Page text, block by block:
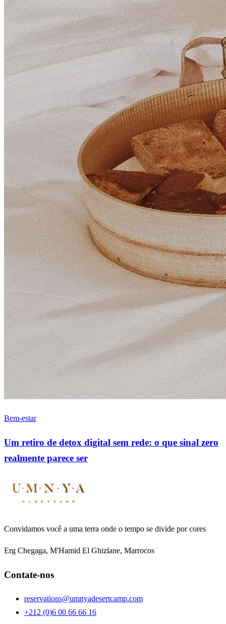
Bem-estar
Um retiro de detox digital sem rede: o que sinal zero
realmente parece ser
Convidamos você a uma terra onde o tempo se divide por cores
Erg Chegaga, M'Hamid El Ghizlane, Marrocos
Contate-nos
reservations@umnyadesertcamp.com
+212 (0)6 00 66 66 16